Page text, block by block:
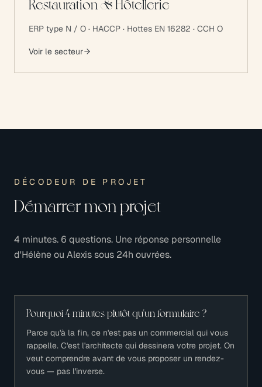
Restauration & Hôtellerie
ERP type N / O · HACCP · Hottes EN 16282 · CCH O
Voir le secteur
DÉCODEUR DE PROJET
Démarrer mon projet
4 minutes. 6 questions. Une réponse personnelle
d'Hélène ou Alexis sous 24h ouvrées.
Pourquoi 4 minutes plutôt qu'un formulaire ?
Parce qu'à la fin, ce n'est pas un commercial qui vous
rappelle. C'est l'architecte qui dessinera votre projet. On
veut comprendre avant de vous proposer un rendez-
vous — pas l'inverse.